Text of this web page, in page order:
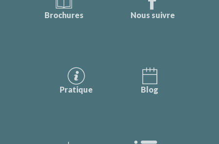
Brochures Nous suivre
Pratique Blog